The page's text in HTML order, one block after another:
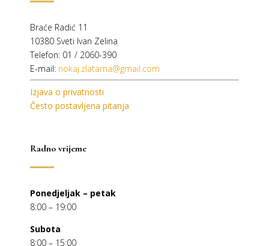
Braće Radić 11
10380 Sveti Ivan Zelina
Telefon: 01 / 2060-390
E-mail: nokaj.zlatarna@gmail.com
Izjava o privatnosti
Često postavljena pitanja
Radno vrijeme
Ponedjeljak – petak
8:00 – 19:00
Subota
8:00 – 15:00